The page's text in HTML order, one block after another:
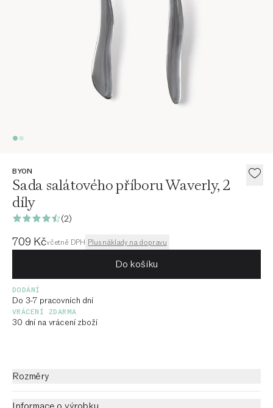
BYON
Sada salátového příboru Waverly, 2
díly
(2)
Aktuální cena
709 Kčvčetně DPH Plus náklady na dopravu
Do košíku
DODÁNÍ
Do 3-7 pracovních dní
VRÁCENÍ ZDARMA
30 dní na vrácení zboží
Rozměry